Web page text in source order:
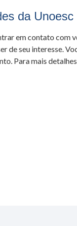
da Unoesc
em contato com
de seu interesse.
Para mais